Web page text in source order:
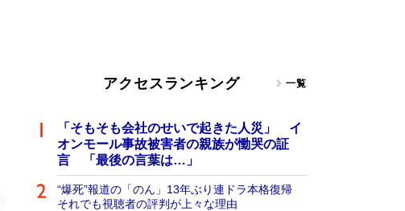
アクセスランキング 一覧
「そもそも会社のせいで起きた人災」 イ
オンモール事故被害者の親族が慟哭の証
言 「最後の言葉は…」
“爆死”報道の「のん」13年ぶり連ドラ本格復帰
それでも視聴者の評判が上々な理由